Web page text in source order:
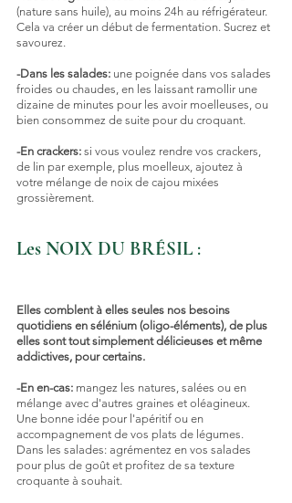
(nature sans huile), au moins 24h au réfrigérateur.
Cela va créer un début de fermentation. Sucrez et
savourez.
-Dans les salades: une poignée dans vos salades
froides ou chaudes, en les laissant ramollir une
dizaine de minutes pour les avoir moelleuses, ou
bien consommez de suite pour du croquant.
-En crackers: si vous voulez rendre vos crackers,
de lin par exemple, plus moelleux, ajoutez à
votre mélange de noix de cajou mixées
grossièrement.
Les NOIX DU BRÉSIL :
Elles comblent à elles seules nos besoins
quotidiens en sélénium (oligo-éléments), de plus
elles sont tout simplement délicieuses et même
addictives, pour certains.
-En en-cas: mangez les natures, salées ou en
mélange avec d'autres graines et oléagineux.
Une bonne idée pour l'apéritif ou en
accompagnement de vos plats de légumes.
Dans les salades: agrémentez en vos salades
pour plus de goût et profitez de sa texture
croquante à souhait.